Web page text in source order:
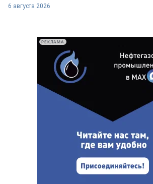
6 августа 2026
РЕКЛАМА